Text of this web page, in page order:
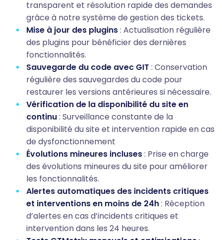
transparent et résolution rapide des demandes
grâce à notre système de gestion des tickets.
Mise à jour des plugins: Actualisation régulière
des plugins pour bénéficier des dernières
fonctionnalités.
Sauvegarde du code avec GIT : Conservation
régulière des sauvegardes du code pour
restaurer les versions antérieures si nécessaire.
Vérification de la disponibilité du site en
continu: Surveillance constante de la
disponibilité du site et intervention rapide en cas
de dysfonctionnement
Évolutions mineures incluses: Prise en charge
des évolutions mineures du site pour améliorer
les fonctionnalités.
Alertes automatiques des incidents critiques
et interventions en moins de 24h: Réception
d’alertes en cas d’incidents critiques et
intervention dans les 24 heures.